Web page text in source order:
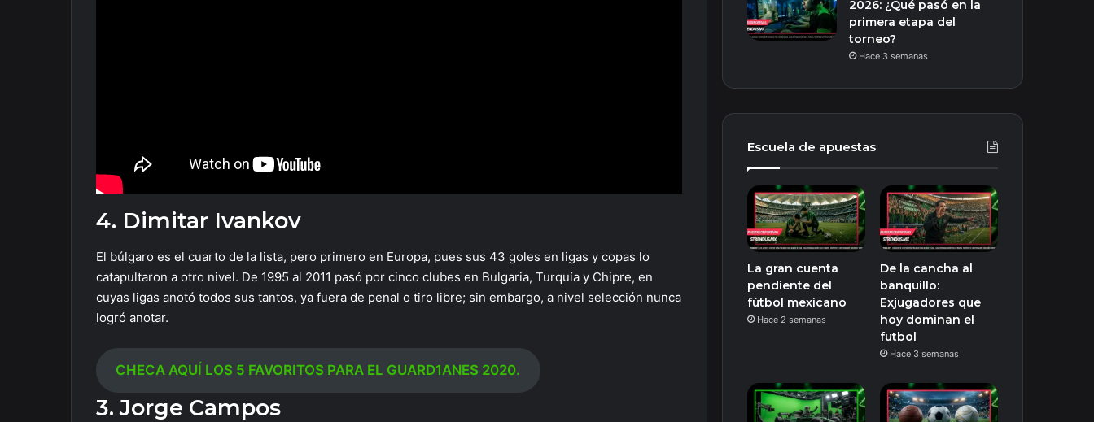
4. Dimitar Ivankov
El búlgaro es el cuarto de la lista, pero primero en Europa, pues sus 43 goles en ligas y copas lo
catapultaron a otro nivel. De 1995 al 2011 pasó por cinco clubes en Bulgaria, Turquía y Chipre, en
cuyas ligas anotó todos sus tantos, ya fuera de penal o tiro libre; sin embargo, a nivel selección nunca
logró anotar.
CHECA AQUÍ LOS 5 FAVORITOS PARA EL GUARD1ANES 2020.
3. Jorge Campos
2026: ¿Qué pasó en la
primera etapa del
torneo?
Hace 3 semanas
Escuela de apuestas
La gran cuenta
pendiente del
fútbol mexicano
Hace 2 semanas
De la cancha al
banquillo:
Exjugadores que
hoy dominan el
futbol
Hace 3 semanas